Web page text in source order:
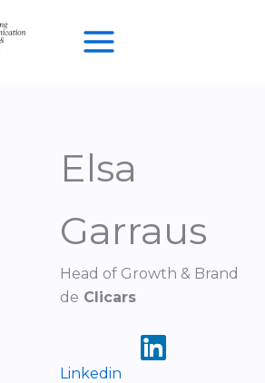
Elsa
Garraus
Head of Growth & Brand
de Clicars
Linkedin